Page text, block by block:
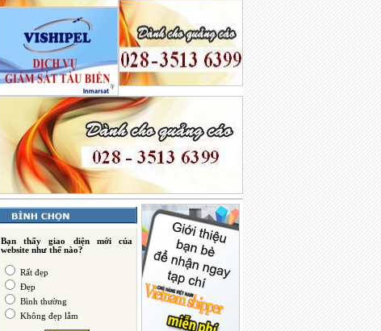
Bạn thấy giao diện mới của
website như thế nào?
Rất đẹp
Đẹp
Bình thường
Không đẹp lắm